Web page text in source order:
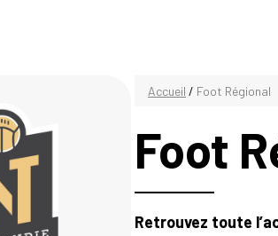
Accueil / Foot Régional
Foot
Retrouvez toute